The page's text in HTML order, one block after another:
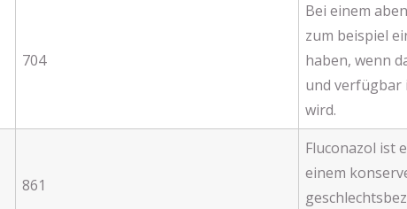
704
Bei einem
zum beispiel
haben, wenn
und verfügbar
wird.
861
Fluconazol ist
einem